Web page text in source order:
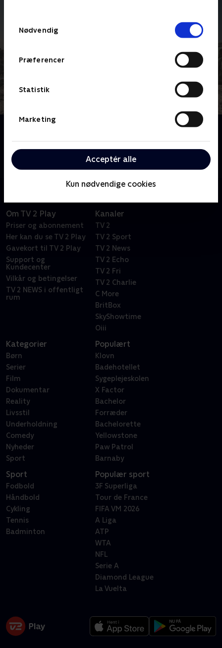
Nødvendig
Præferencer
Statistik
Marketing
Acceptér alle
Kun nødvendige cookies
serien. Maria Wern er kriminalinspektør og er ikke
bange for at tage utraditionelle midler i brug.
Om TV 2 Play
Priser og abonnement
Her kan du se TV 2 Play
Gavekort til TV 2 Play
Support og
Kundecenter
Vilkår og betingelser
TV 2 NEWS i offentligt
rum
Kanaler
TV 2
TV 2 Sport
TV 2 News
TV 2 Echo
TV 2 Fri
TV 2 Charlie
C More
BritBox
SkyShowtime
Oiii
Kategorier
Børn
Serier
Film
Dokumentar
Reality
Livsstil
Underholdning
Comedy
Nyheder
Sport
Populært
Klovn
Badehotellet
Sygeplejeskolen
X Factor
Bachelor
Forræder
Bachelorette
Yellowstone
Paw Patrol
Barnaby
Sport
Fodbold
Håndbold
Cykling
Tennis
Badminton
Populær sport
3F Superliga
Tour de France
FIFA VM 2026
A Liga
ATP
WTA
NFL
Serie A
Diamond League
La Vuelta